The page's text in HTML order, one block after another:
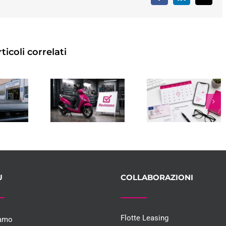
correlati
PATENTE
SCADUTA:
COSTI,
TEMPI E
2026
BOLOGNA:
DOVE
FARLA,
COME
E COSA
COLLABORAZIONI
Flotte Leasing